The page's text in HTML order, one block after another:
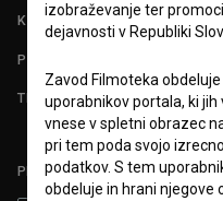
KONTAKT
POGOSTA VPRAŠANJA
TEST FUNKCIONALNOSTI
PRIJAVITE SE NA BSF NOVIČNIK:
izobraževanje ter
dejavnosti v Republiki
Zavod Filmoteka
uporabnikov portala, ki
vnese v spletni obrazec
pri tem poda svojo
podatkov. S tem
obdeluje in hrani njegove